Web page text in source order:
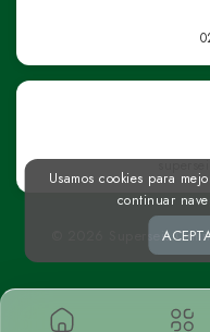
© 2026 Superseis
Usamos cookies para
continuar